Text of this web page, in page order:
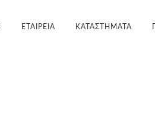
ΕΤΑΙΡΕΊΑ ΚΑΤΑΣΤΗΜΑΤΑ